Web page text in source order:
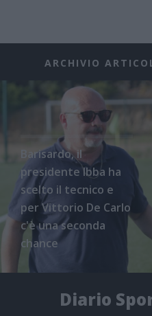
ARCHIVIO
Barisardo, il
presidente Ibba ha
scelto il tecnico e
per Vittorio De Carlo
c'è una seconda
chance
Diario